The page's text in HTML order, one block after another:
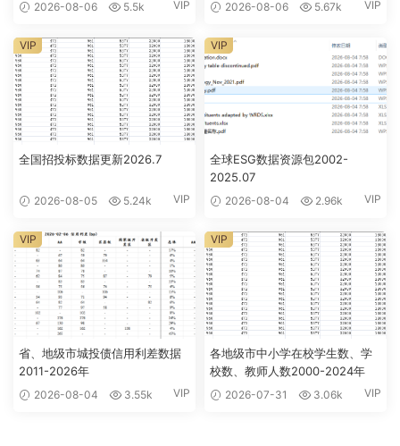
2026-08-06 5.5k VIP 2026-08-06 5.67k VIP
全国招投标数据更新2026.7
2026-08-05 5.24k VIP
VIP
全球ESG数据资源包2002-
2025.07
2026-08-04 2.96k VIP
VIP
省、地级市城投债信用利差数据
2011-2026年
2026-08-04 3.55k VIP
VIP
各地级市中小学在校学生数、学
校数、教师人数2000-2024年
2026-07-31 3.06k VIP
VIP